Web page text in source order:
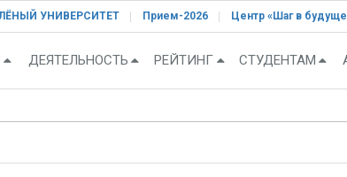
УНИВЕРСИТЕТ Прием-2026 Центр «Шаг в
ДЕЯТЕЛЬНОСТЬ РЕЙТИНГ СТУДЕНТАМ